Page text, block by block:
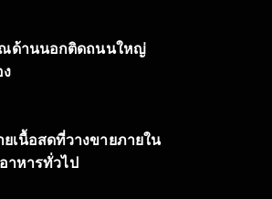
ณด้านนอกติดถนนใหญ่
เนื้อสดที่วางขายภายใน
าหารทั่วไป